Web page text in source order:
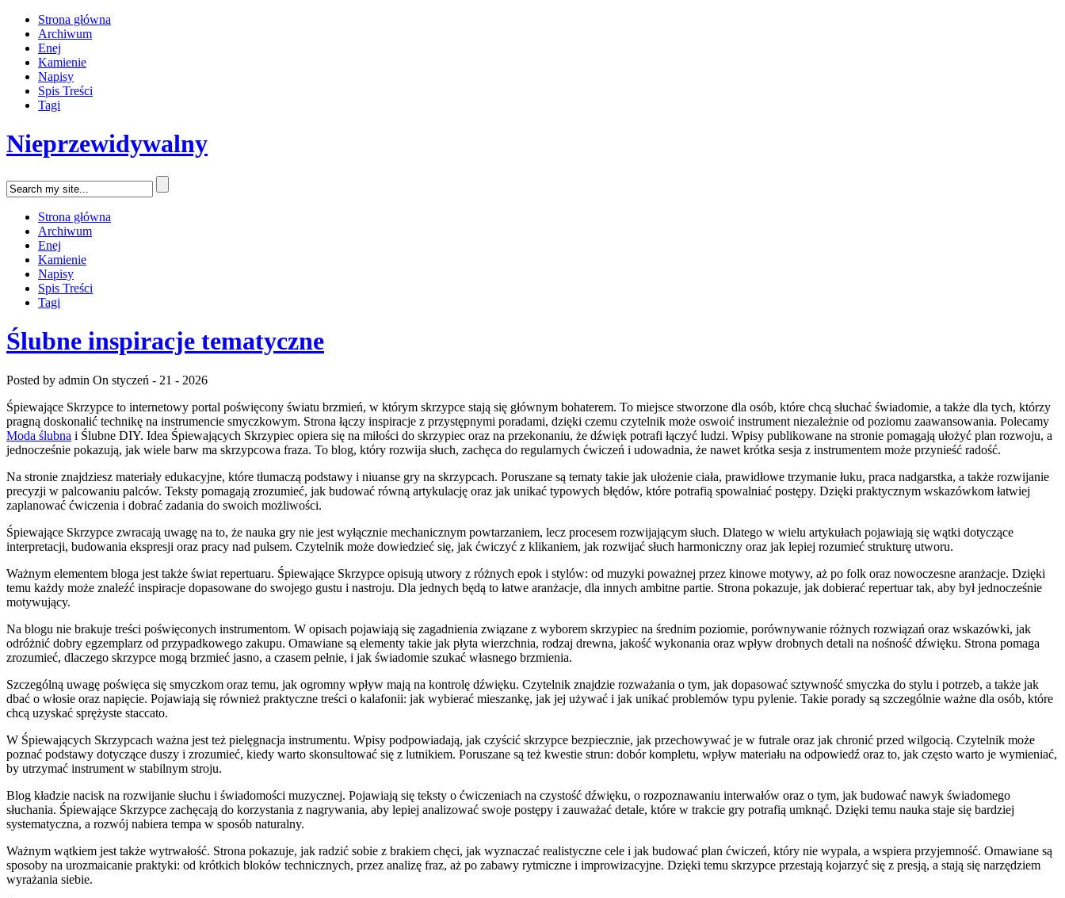
Strona główna
Archiwum
Enej
Kamienie
Napisy
Spis Treści
Tagi
Nieprzewidywalny
Strona główna
Archiwum
Enej
Kamienie
Napisy
Spis Treści
Tagi
Ślubne inspiracje tematyczne
Posted by admin On styczeń - 21 - 2026
Śpiewające Skrzypce to internetowy portal poświęcony światu brzmień, w którym skrzypce stają się głównym bohaterem. To miejsce stworzone dla osób, które chcą słuchać świadomie, a także dla tych, którzy
pragną doskonalić technikę na instrumencie smyczkowym. Strona łączy inspiracje z przystępnymi poradami, dzięki czemu czytelnik może oswoić instrument niezależnie od poziomu zaawansowania. Polecamy
Moda ślubna i Ślubne DIY. Idea Śpiewających Skrzypiec opiera się na miłości do skrzypiec oraz na przekonaniu, że dźwięk potrafi łączyć ludzi. Wpisy publikowane na stronie pomagają ułożyć plan rozwoju, a
jednocześnie pokazują, jak wiele barw ma skrzypcowa fraza. To blog, który rozwija słuch, zachęca do regularnych ćwiczeń i udowadnia, że nawet krótka sesja z instrumentem może przynieść radość.
Na stronie znajdziesz materiały edukacyjne, które tłumaczą podstawy i niuanse gry na skrzypcach. Poruszane są tematy takie jak ułożenie ciała, prawidłowe trzymanie łuku, praca nadgarstka, a także rozwijanie
precyzji w palcowaniu palców. Teksty pomagają zrozumieć, jak budować równą artykulację oraz jak unikać typowych błędów, które potrafią spowalniać postępy. Dzięki praktycznym wskazówkom łatwiej
zaplanować ćwiczenia i dobrać zadania do swoich możliwości.
Śpiewające Skrzypce zwracają uwagę na to, że nauka gry nie jest wyłącznie mechanicznym powtarzaniem, lecz procesem rozwijającym słuch. Dlatego w wielu artykułach pojawiają się wątki dotyczące
interpretacji, budowania ekspresji oraz pracy nad pulsem. Czytelnik może dowiedzieć się, jak ćwiczyć z klikaniem, jak rozwijać słuch harmoniczny oraz jak lepiej rozumieć strukturę utworu.
Ważnym elementem bloga jest także świat repertuaru. Śpiewające Skrzypce opisują utwory z różnych epok i stylów: od muzyki poważnej przez kinowe motywy, aż po folk oraz nowoczesne aranżacje. Dzięki
temu każdy może znaleźć inspiracje dopasowane do swojego gustu i nastroju. Dla jednych będą to łatwe aranżacje, dla innych ambitne partie. Strona pokazuje, jak dobierać repertuar tak, aby był jednocześnie
motywujący.
Na blogu nie brakuje treści poświęconych instrumentom. W opisach pojawiają się zagadnienia związane z wyborem skrzypiec na średnim poziomie, porównywanie różnych rozwiązań oraz wskazówki, jak
odróżnić dobry egzemplarz od przypadkowego zakupu. Omawiane są elementy takie jak płyta wierzchnia, rodzaj drewna, jakość wykonania oraz wpływ drobnych detali na nośność dźwięku. Strona pomaga
zrozumieć, dlaczego skrzypce mogą brzmieć jasno, a czasem pełnie, i jak świadomie szukać własnego brzmienia.
Szczególną uwagę poświęca się smyczkom oraz temu, jak ogromny wpływ mają na kontrolę dźwięku. Czytelnik znajdzie rozważania o tym, jak dopasować sztywność smyczka do stylu i potrzeb, a także jak
dbać o włosie oraz napięcie. Pojawiają się również praktyczne treści o kalafonii: jak wybierać mieszankę, jak jej używać i jak unikać problemów typu pylenie. Takie porady są szczególnie ważne dla osób, które
chcą uzyskać sprężyste staccato.
W Śpiewających Skrzypcach ważna jest też pielęgnacja instrumentu. Wpisy podpowiadają, jak czyścić skrzypce bezpiecznie, jak przechowywać je w futrale oraz jak chronić przed wilgocią. Czytelnik może
poznać podstawy dotyczące duszy i zrozumieć, kiedy warto skonsultować się z lutnikiem. Poruszane są też kwestie strun: dobór kompletu, wpływ materiału na odpowiedź oraz to, jak często warto je wymieniać,
by utrzymać instrument w stabilnym stroju.
Blog kładzie nacisk na rozwijanie słuchu i świadomości muzycznej. Pojawiają się teksty o ćwiczeniach na czystość dźwięku, o rozpoznawaniu interwałów oraz o tym, jak budować nawyk świadomego
słuchania. Śpiewające Skrzypce zachęcają do korzystania z nagrywania, aby lepiej analizować swoje postępy i zauważać detale, które w trakcie gry potrafią umknąć. Dzięki temu nauka staje się bardziej
systematyczna, a rozwój nabiera tempa w sposób naturalny.
Ważnym wątkiem jest także wytrwałość. Strona pokazuje, jak radzić sobie z brakiem chęci, jak wyznaczać realistyczne cele i jak budować plan ćwiczeń, który nie wypala, a wspiera przyjemność. Omawiane są
sposoby na urozmaicanie praktyki: od krótkich bloków technicznych, przez analizę fraz, aż po zabawy rytmiczne i improwizacyjne. Dzięki temu skrzypce przestają kojarzyć się z presją, a stają się narzędziem
wyrażania siebie.